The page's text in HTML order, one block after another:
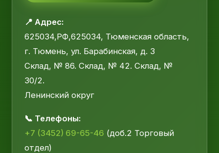
📍 Адрес:
625034,РФ,625034, Тюменская область,
г. Тюмень, ул. Барабинская, д. 3
Склад, № 86. Склад, № 42. Склад, №
30/2.
Ленинский округ
📞 Телефоны:
+7 (3452) 69-65-46 (доб.2 Торговый
отдел)